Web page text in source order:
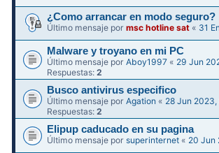
¿Como arrancar en modo seguro?
Último mensaje pormsc hotline sat « 31
Malware y troyano en mi PC
Último mensaje porAboy1997 « 29 Jun
Respuestas:2
Busco antivirus especifico
Último mensaje porAgation « 28 Jun
Respuestas:2
Elipup caducado en su pagina
Último mensaje porsuperinternet « 20 Jun